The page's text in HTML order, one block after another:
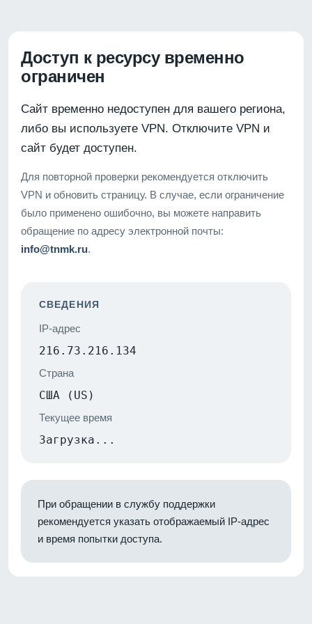
Доступ к ресурсу временно
ограничен
Сайт временно недоступен для вашего региона,
либо вы используете VPN. Отключите VPN и
сайт будет доступен.
Для повторной проверки рекомендуется отключить
VPN и обновить страницу. В случае, если ограничение
было применено ошибочно, вы можете направить
обращение по адресу электронной почты:
info@tnmk.ru.
СВЕДЕНИЯ
IP-адрес
216.73.216.134
Страна
США (US)
Текущее время
Загрузка...
При обращении в службу поддержки
рекомендуется указать отображаемый IP-адрес
и время попытки доступа.